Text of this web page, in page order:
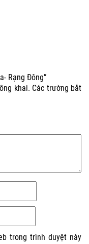
Rạng Đông”
khai. Các trường bắt
trong trình duyệt này